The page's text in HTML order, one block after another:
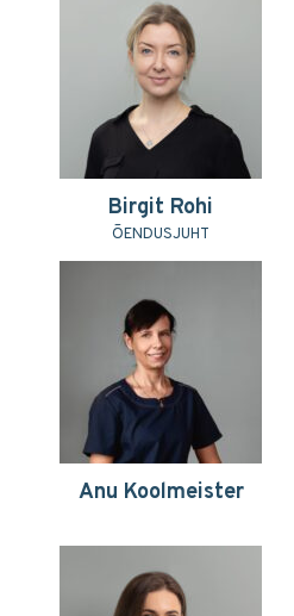
Birgit Rohi
ÕENDUSJUHT
Anu Koolmeister